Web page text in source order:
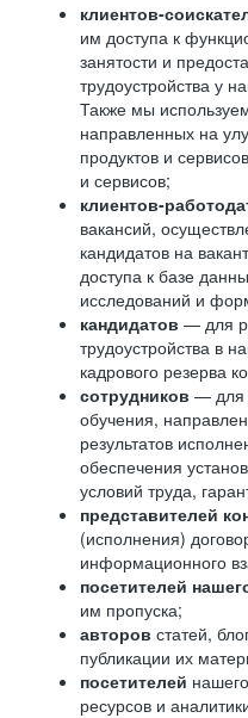
клиентов-
им доступа к
занятости и
трудоустройства у
Также мы
направленных на
продуктов и
и сервисов;
клиентов-
вакансий,
кандидатов на
доступа к базе
исследований и
кандидатов — для
трудоустройства в
кадрового резерва
сотрудников — для
обучения,
результатов
обеспечения
условий труда,
представителей
(исполнения)
информационного
посетителей
им пропуска;
авторов статей,
публикации их
посетителей
ресурсов и